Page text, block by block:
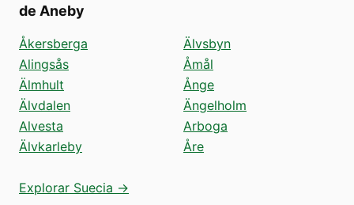
de Aneby
Åkersberga
Alingsås
Älmhult
Älvdalen
Alvesta
Älvkarleby
Älvsbyn
Åmål
Ånge
Ängelholm
Arboga
Åre
Explorar Suecia →